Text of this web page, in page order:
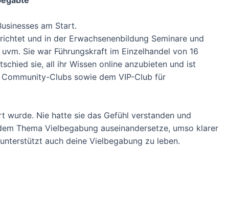
am Start.
und in der Erwachsenenbildung Seminare und
Sie war Führungskraft im Einzelhandel von 16
sie, all ihr Wissen online anzubieten und ist
Clubs sowie dem VIP-Club für
wurde. Nie hatte sie das Gefühl verstanden und
Thema Vielbegabung auseinandersetze, umso klarer
auch deine Vielbegabung zu leben.